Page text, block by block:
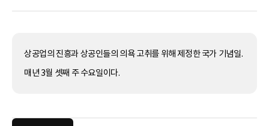
상공업의 진흥과 상공인들의 의욕 고취를 위해 제정한 국가 기념일.
매년 3월 셋째 주 수요일이다.